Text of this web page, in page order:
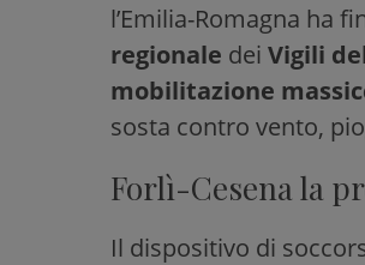
l’Emilia-Romagna ha
regionale dei Vigili
mobilitazione
sosta contro vento,
Forlì-Cesena la
Il dispositivo di